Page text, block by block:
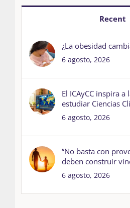
Recent
¿La obesidad
6 agosto, 2026
El ICAyCC inspira a
estudiar Ciencias
6 agosto, 2026
“No basta con
deben construir
6 agosto, 2026